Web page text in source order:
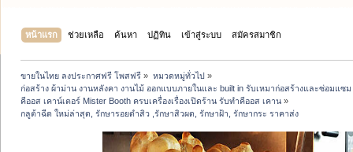
หน้าแรก ช่วยเหลือ ค้นหา ปฏิทิน เข้าสู่ระบบ สมัครสมาชิก
ขายในไทย ลงประกาศฟรี โพสฟรี » หมวดหมู่ทั่วไป»
ก่อสร้าง ผ้าม่าน งานหลังคา งานไม้ ออกแบบภายในและ built in รับเหมาก่อสร้างและซ่อมแ
คีออส เคาน์เตอร์ Mister Booth ครบเครื่องเรื่องเปิดร้าน รับทำคีออส เคาน »
กลูต้าฉีด ใหม่ล่าสุด, รักษารอยดำสิว ,รักษาสิวผด, รักษาฝ้า, รักษากระ ราคาส่ง